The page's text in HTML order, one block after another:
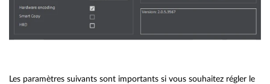
Les paramètres suivants sont importants si vous souhaitez régler le